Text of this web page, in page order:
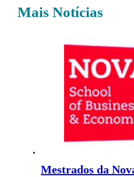
Mais Notícias
Mestrados da